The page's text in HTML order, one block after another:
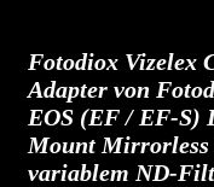
Fotodiox Vizelex
Adapter von
EOS (EF / EF-S)
Mount Mirrorless
variablem ND-